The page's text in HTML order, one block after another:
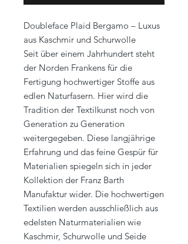
Doubleface Plaid Bergamo – Luxus
aus Kaschmir und Schurwolle
Seit über einem Jahrhundert steht
der Norden Frankens für die
Fertigung hochwertiger Stoffe aus
edlen Naturfasern. Hier wird die
Tradition der Textilkunst noch von
Generation zu Generation
weitergegeben. Diese langjährige
Erfahrung und das feine Gespür für
Materialien spiegeln sich in jeder
Kollektion der Franz Barth
Manufaktur wider. Die hochwertigen
Textilien werden ausschließlich aus
edelsten Naturmaterialien wie
Kaschmir, Schurwolle und Seide